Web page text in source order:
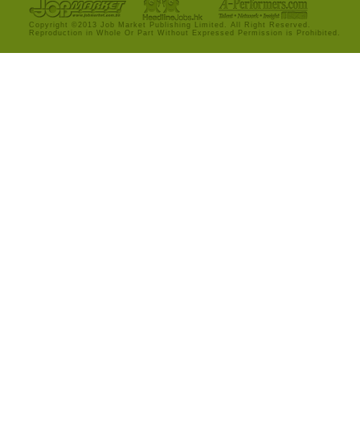
Copyright ©2013 Job Market Publishing Limited. All Right Reserved.
Reproduction in Whole Or Part Without Expressed Permission is Prohibited.